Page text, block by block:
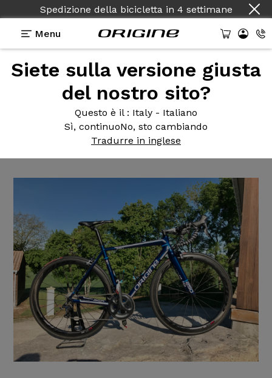
Spedizione della bicicletta in 4 settimane
Menu
Siete sulla versione giusta
del nostro sito?
Questo è il : Italy - Italiano
Sì, continuoNo, sto cambiando
Tradurre in inglese
Testimonianze >
Montage à la carte sur base
Montage àla carte sur base
d'Axxome 250